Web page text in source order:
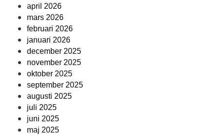
april 2026
mars 2026
februari 2026
januari 2026
december 2025
november 2025
oktober 2025
september 2025
augusti 2025
juli 2025
juni 2025
maj 2025